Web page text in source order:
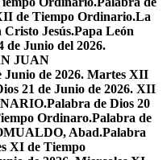
de Tiempo Ordinario.La
Cristo Jesús.Papa León
de Junio del 2026.
JUAN
Junio de 2026. Martes XII
21 de Junio de 2026. XII
Palabra de Dios 20
Ordinaro.Palabra de
Abad.Palabra
XI de Tiempo